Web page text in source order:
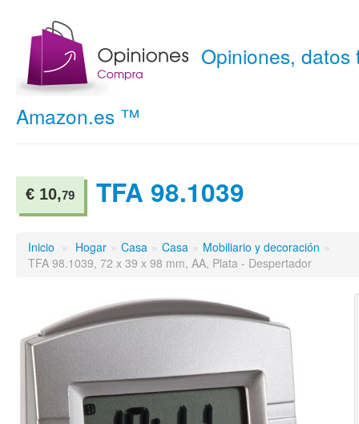
Opiniones,
Amazon.es ™
€ 10,79 TFA 98.1039
Inicio » Hogar » Casa » Casa » Mobiliario y decoración »
TFA 98.1039, 72 x 39 x 98 mm, AA, Plata - Despertador